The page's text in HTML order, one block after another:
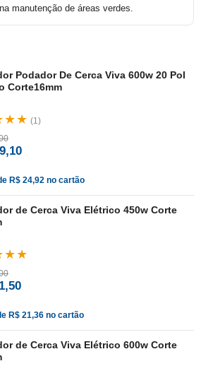
manutenção de áreas verdes.
Podador De Cerca Viva 600w 20 Pol
Corte16mm
(1)
R$ 24,92 no cartão
de Cerca Viva Elétrico 450w Corte
R$ 21,36 no cartão
de Cerca Viva Elétrico 600w Corte